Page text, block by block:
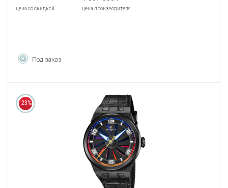
цена со скидкой цена производителя
Под заказ
23%